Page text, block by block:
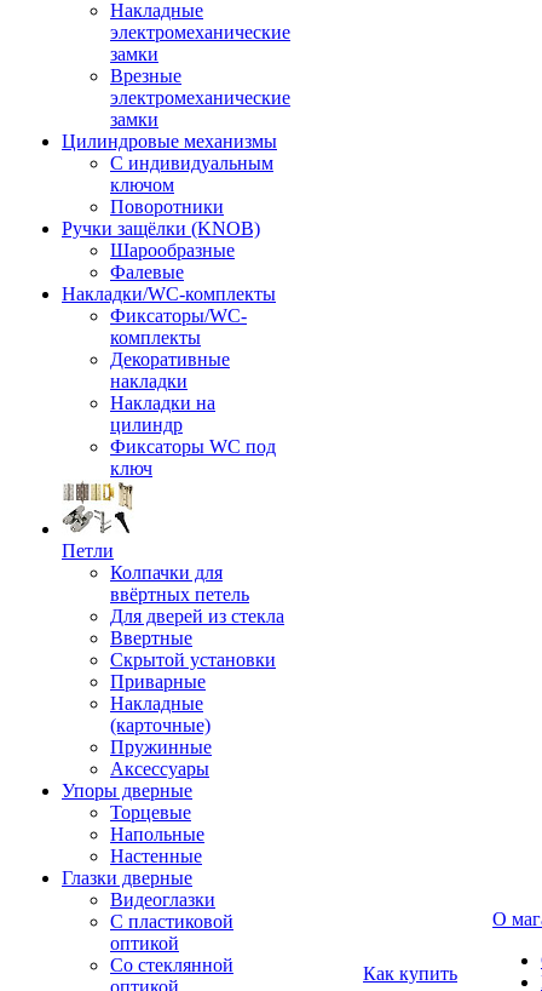
Накладные
электромеханические
замки
Врезные
электромеханические
замки
Цилиндровые механизмы
С индивидуальным
ключом
Поворотники
Ручки защёлки (KNOB)
Шарообразные
Фалевые
Накладки/WC-комплекты
Фиксаторы/WC-
комплекты
Декоративные
накладки
Накладки на
цилиндр
Фиксаторы WC под
ключ
Петли
Колпачки для
ввёртных петель
Для дверей из стекла
Ввертные
Скрытой установки
Приварные
Накладные
(карточные)
Пружинные
Аксессуары
Упоры дверные
Торцевые
Напольные
Настенные
Глазки дверные
Видеоглазки
С пластиковой
оптикой
Со стеклянной
оптикой
Как купить
О